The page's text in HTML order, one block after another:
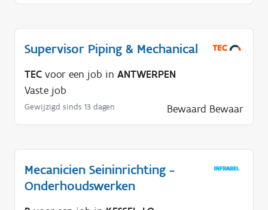
Supervisor Piping & Mechanical
TEC voor een job in ANTWERPEN
Vaste job
Gewijzigd sinds 13 dagen Bewaard Bewaar
Mecanicien Seininrichting -
Onderhoudswerken